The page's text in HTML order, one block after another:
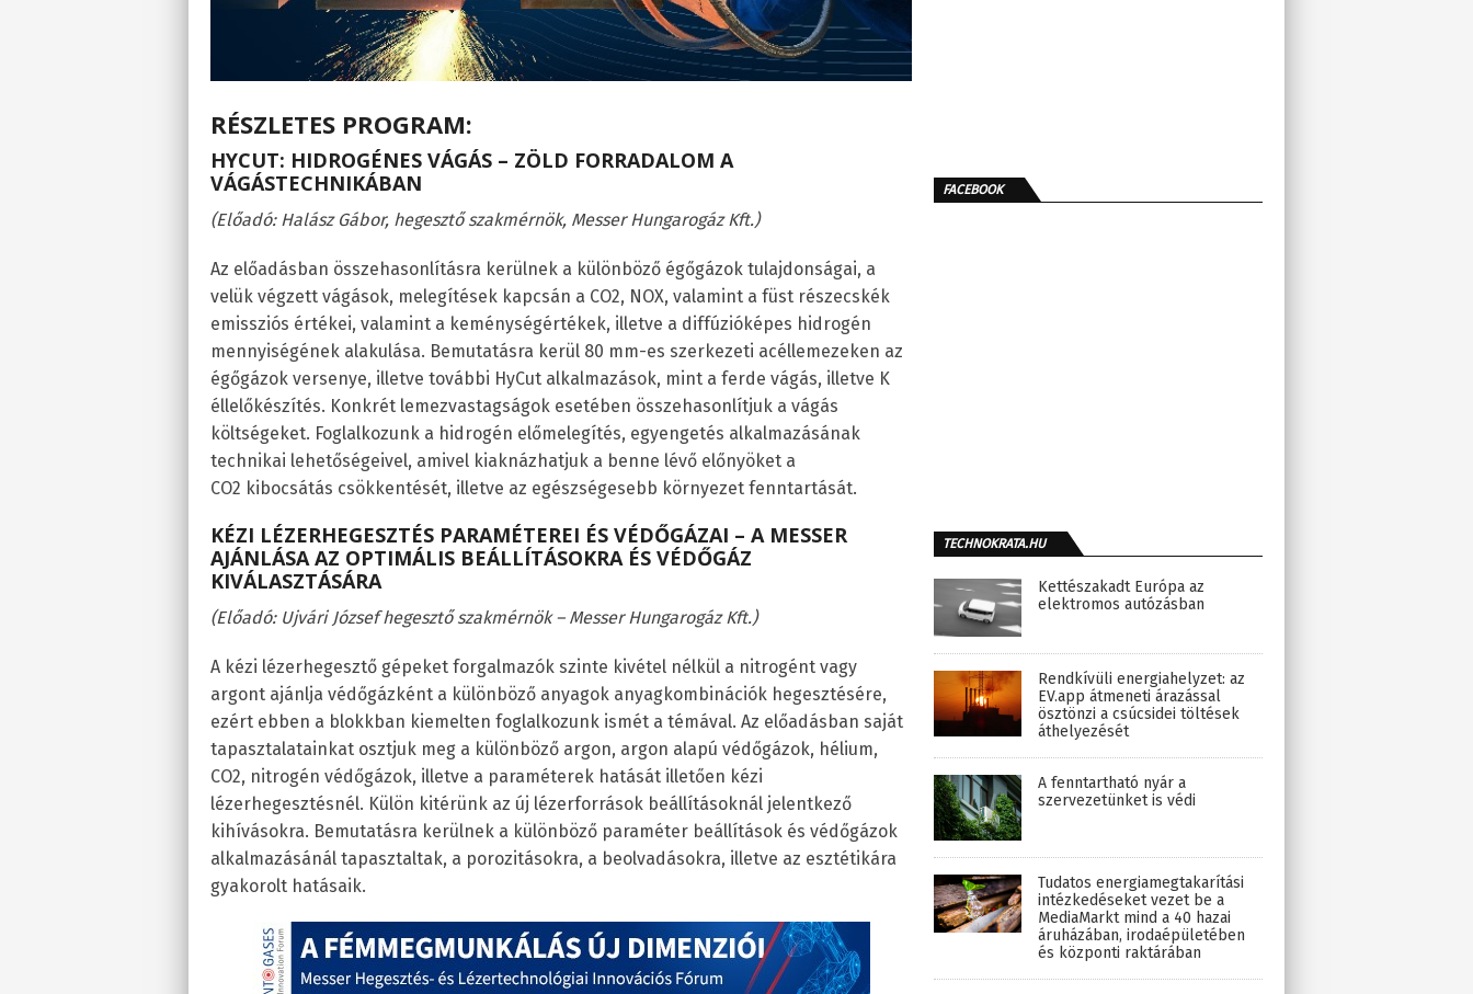
RÉSZLETES PROGRAM:
HYCUT: HIDROGÉNES VÁGÁS – ZÖLD FORRADALOM A
VÁGÁSTECHNIKÁBAN
(Előadó: Halász Gábor, hegesztő szakmérnök, Messer Hungarogáz Kft.)
Az előadásban összehasonlításra kerülnek a különböző égőgázok tulajdonságai, a
velük végzett vágások, melegítések kapcsán a CO2, NOX, valamint a füst részecskék
emissziós értékei, valamint a keménységértékek, illetve a diffúzióképes hidrogén
mennyiségének alakulása. Bemutatásra kerül 80 mm-es szerkezeti acéllemezeken az
égőgázok versenye, illetve további HyCut alkalmazások, mint a ferde vágás, illetve K
éllelőkészítés. Konkrét lemezvastagságok esetében összehasonlítjuk a vágás
költségeket. Foglalkozunk a hidrogén előmelegítés, egyengetés alkalmazásának
technikai lehetőségeivel, amivel kiaknázhatjuk a benne lévő előnyöket a
CO2 kibocsátás csökkentését, illetve az egészségesebb környezet fenntartását.
KÉZI LÉZERHEGESZTÉS PARAMÉTEREI ÉS VÉDŐGÁZAI – A MESSER
AJÁNLÁSA AZ OPTIMÁLIS BEÁLLÍTÁSOKRA ÉS VÉDŐGÁZ
KIVÁLASZTÁSÁRA
(Előadó: Ujvári József hegesztő szakmérnök – Messer Hungarogáz Kft.)
A kézi lézerhegesztő gépeket forgalmazók szinte kivétel nélkül a nitrogént vagy
argont ajánlja védőgázként a különböző anyagok anyagkombinációk hegesztésére,
ezért ebben a blokkban kiemelten foglalkozunk ismét a témával. Az előadásban saját
tapasztalatainkat osztjuk meg a különböző argon, argon alapú védőgázok, hélium,
CO2, nitrogén védőgázok, illetve a paraméterek hatását illetően kézi
lézerhegesztésnél. Külön kitérünk az új lézerforrások beállításoknál jelentkező
kihívásokra. Bemutatásra kerülnek a különböző paraméter beállítások és védőgázok
alkalmazásánál tapasztaltak, a porozitásokra, a beolvadásokra, illetve az esztétikára
gyakorolt hatásaik.
FACEBOOK
TECHNOKRATA.HU
Kettészakadt Európa az
elektromos autózásban
Rendkívüli energiahelyzet: az
EV.app átmeneti árazással
ösztönzi a csúcsidei töltések
áthelyezését
A fenntartható nyár a
szervezetünket is védi
Tudatos energiamegtakarítási
intézkedéseket vezet be a
MediaMarkt mind a 40 hazai
áruházában, irodaépületében
és központi raktárában